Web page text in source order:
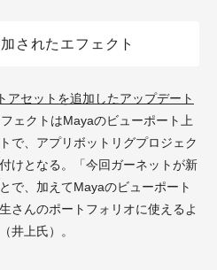
されたエフェクト
アセットを追加したアップデート
ェクトはMayaのビューポート上
で、アプリボットリグプロジェク
けとなる。「今回ガーネットが新
で、加えてMayaのビューポート
さんのポートフォリオに使えるよ
井上氏）。